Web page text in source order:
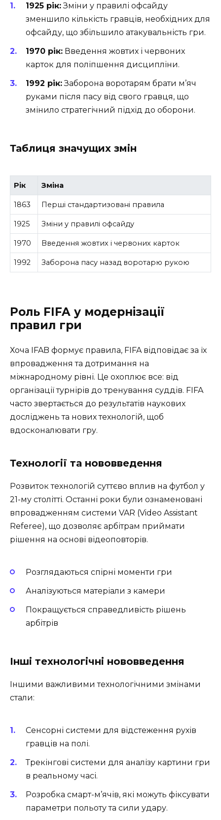
1925 рік:Зміни у правилі офсайду
зменшило кількість гравців, необхідних для
офсайду, що збільшило атакувальність гри.
1970 рік: Введення жовтих і червоних
карток для поліпшення дисципліни.
1992 рік:Заборона воротарям брати м’яч
руками після пасу від свого гравця, що
змінило стратегічний підхід до оборони.
Таблиця значущих змін
Рік Зміна
1863 Перші стандартизовані правила
1925 Зміни у правилі офсайду
1970 Введення жовтих і червоних карток
1992 Заборона пасу назад воротарю рукою
Роль FIFA у модернізації
правил гри
Хоча IFAB формує правила, FIFA відповідає за їх
впровадження та дотримання на
міжнародному рівні. Це охоплює все: від
організації турнірів до тренування суддів. FIFA
часто звертається до результатів наукових
досліджень та нових технологій, щоб
вдосконалювати гру.
Технології та нововведення
Розвиток технологій суттєво вплив на футбол у
21-му столітті. Останні роки були ознаменовані
впровадженням системи VAR (Video Assistant
Referee), що дозволяє арбітрам приймати
рішення на основі відеоповторів.
Розглядаються спірні моменти гри
Аналізуються матеріали з камери
Покращується справедливість рішень
арбітрів
Інші технологічні нововведення
Іншими важливими технологічними змінами
стали:
Сенсорні системи для відстеження рухів
гравців на полі.
Трекінгові системи для аналізу картини гри
в реальному часі.
Розробка смарт-м’ячів, які можуть фіксувати
параметри польоту та сили удару.